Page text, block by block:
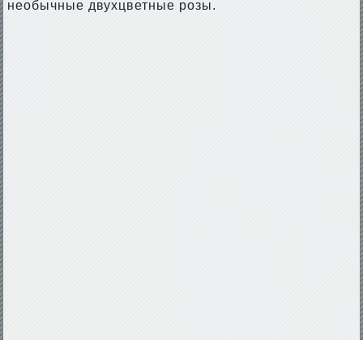
необычные двухцветные розы.